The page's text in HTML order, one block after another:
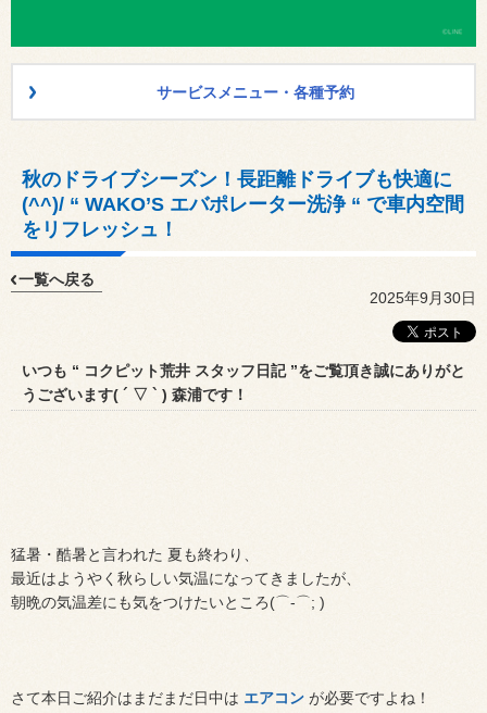
サービスメニュー・各種予約
秋のドライブシーズン！長距離ドライブも快適に
(^^)/ “ WAKO’S エバポレーター洗浄 “ で車内空間
をリフレッシュ！
一覧へ戻る
2025年9月30日
いつも “ コクピット荒井 スタッフ日記 ”をご覧頂き誠にありがと
うございます( ´ ▽ ` ) 森浦です！
猛暑・酷暑と言われた 夏も終わり、
最近はようやく秋らしい気温になってきましたが、
朝晩の気温差にも気をつけたいところ(⌒-⌒; )
さて本日ご紹介はまだまだ日中は エアコン が必要ですよね！